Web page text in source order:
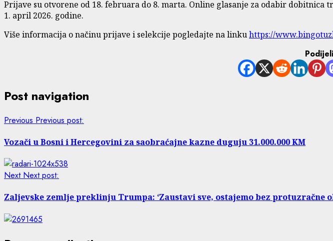
Prijave su otvorene od 18. februara do 8. marta. Online glasanje za odabir
1. april 2026. godine.
Više informacija o načinu prijave i selekcije pogledajte na linkuhttps://
Post navigation
Previous Previous post:
Vozači u Bosni i Hercegovini za saobraćajne kazne duguju 31.000.000 KM
Next Next post:
Zaljevske zemlje preklinju Trumpa: ‘Zaustavi sve, ostajemo bez protuzračne